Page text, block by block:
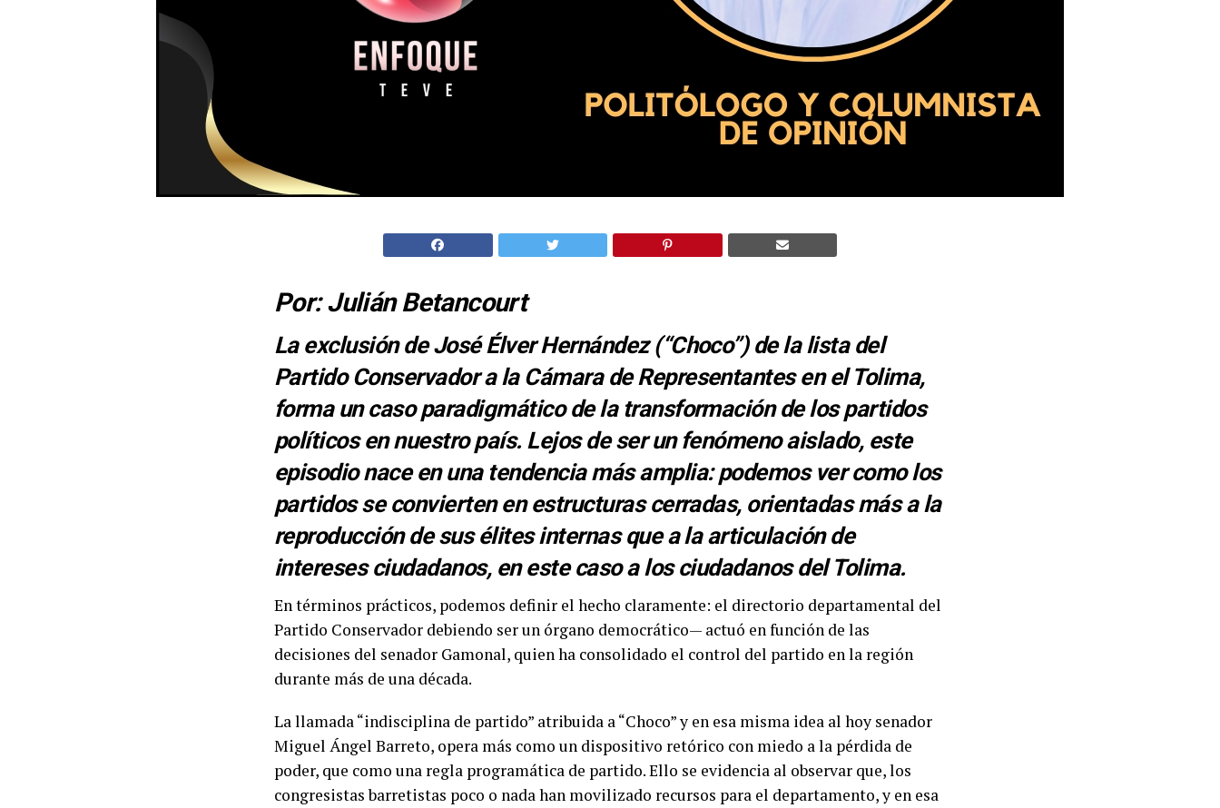
Por: Julián Betancourt
La exclusión de José Élver Hernández (“Choco”) de la lista del
Partido Conservador a la Cámara de Representantes en el Tolima,
forma un caso paradigmático de la transformación de los partidos
políticos en nuestro país. Lejos de ser un fenómeno aislado, este
episodio nace en una tendencia más amplia: podemos ver como los
partidos se convierten en estructuras cerradas, orientadas más a la
reproducción de sus élites internas que a la articulación de
intereses ciudadanos, en este caso a los ciudadanos del Tolima.
En términos prácticos, podemos definir el hecho claramente: el directorio departamental del
Partido Conservador debiendo ser un órgano democrático— actuó en función de las
decisiones del senador Gamonal, quien ha consolidado el control del partido en la región
durante más de una década.
La llamada “indisciplina de partido” atribuida a “Choco” y en esa misma idea al hoy senador
Miguel Ángel Barreto, opera más como un dispositivo retórico con miedo a la pérdida de
poder, que como una regla programática de partido. Ello se evidencia al observar que, los
congresistas barretistas poco o nada han movilizado recursos para el departamento, y en esa